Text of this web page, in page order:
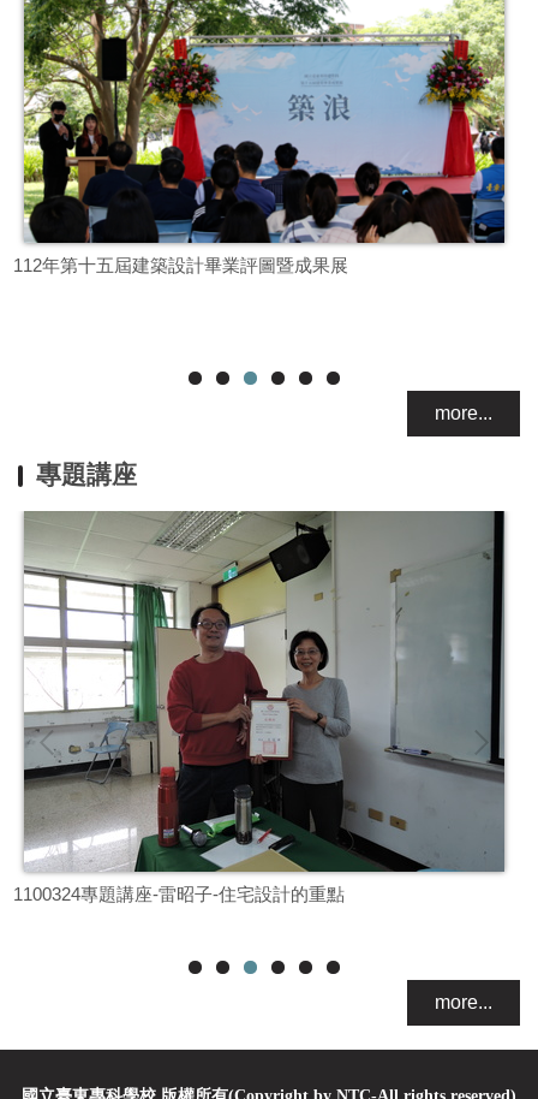
112年第十五屆建築設計畢業評圖暨成果展
more...
專題講座
1100324專題講座-雷昭子-住宅設計的重點
more...